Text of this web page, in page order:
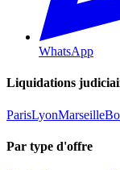
WhatsApp
Liquidations
ParisLyonMarseille
Par type d'offre